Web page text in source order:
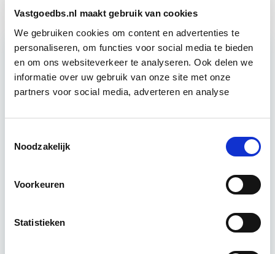
Vastgoedbs.nl maakt gebruik van cookies
We gebruiken cookies om content en advertenties te
personaliseren, om functies voor social media te bieden
en om ons websiteverkeer te analyseren. Ook delen we
informatie over uw gebruik van onze site met onze
partners voor social media, adverteren en analyse
Noodzakelijk
Voorkeuren
Statistieken
Relevant bij dit artikel
Vastgoedmanagement
helder, integraal denk- en werkmodel om op
vastgoedportefeuille optimaal te exploiteren.